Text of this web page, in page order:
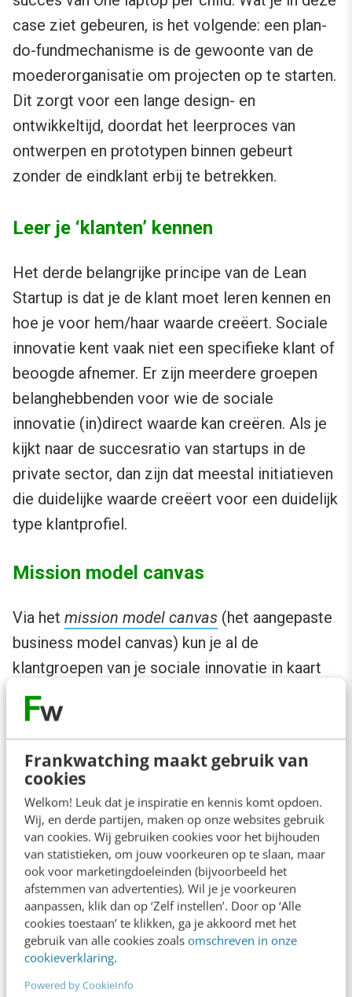
Frankwatching maakt gebruik van
cookies
Welkom! Leuk dat je inspiratie en kennis komt opdoen.
Wij, en derde partijen, maken op onze websites gebruik
van cookies. Wij gebruiken cookies voor het bijhouden
van statistieken, om jouw voorkeuren op te slaan, maar
ook voor marketingdoeleinden (bijvoorbeeld het
afstemmen van advertenties). Wil je je voorkeuren
aanpassen, klik dan op ‘Zelf instellen’. Door op ‘Alle
cookies toestaan’ te klikken, ga je akkoord met het
gebruik van alle cookies zoals omschreven in onze
cookieverklaring.
Powered by CookieInfo
case ziet gebeuren, is het volgende: een plan-
do-fundmechanisme is de gewoonte van de
moederorganisatie om projecten op te starten.
Dit zorgt voor een lange design- en
ontwikkeltijd, doordat het leerproces van
ontwerpen en prototypen binnen gebeurt
zonder de eindklant erbij te betrekken.
Leer je ‘klanten’ kennen
Het derde belangrijke principe van de Lean
Startup is dat je de klant moet leren kennen en
hoe je voor hem/haar waarde creëert. Sociale
innovatie kent vaak niet een specifieke klant of
beoogde afnemer. Er zijn meerdere groepen
belanghebbenden voor wie de sociale
innovatie (in)direct waarde kan creëren. Als je
kijkt naar de succesratio van startups in de
private sector, dan zijn dat meestal initiatieven
die duidelijke waarde creëert voor een duidelijk
type klantprofiel.
Mission model canvas
Via het mission model canvas (het aangepaste
business model canvas) kun je al de
klantgroepen van je sociale innovatie in kaart
brengen, plus hoe je denkt waarde te creëren
voor elk van deze groepen. Je hoeft in deze
fase nog niet zeker te zijn van je oplossing,
omdat de eerste fase vooral gaat over de
probleemtoetsing bij de groepen
belanghebbenden, bijvoorbeeld via het
afnemen van interviews.
Variabelen
Als er een duidelijke validatie van het probleem
is, wordt het zaak om (delen van) je oplossing
te toetsen met experimenten, waarin je de